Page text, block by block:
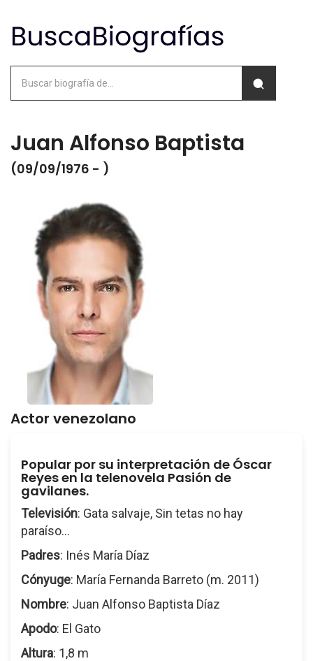
Juan Alfonso Baptista
(09/09/1976 - )
Actor venezolano
Popular por su interpretación de Óscar
Reyes en la telenovela Pasión de
gavilanes.
Televisión: Gata salvaje, Sin tetas no hay
paraíso...
Padres: Inés María Díaz
Cónyuge: María Fernanda Barreto (m. 2011)
Nombre: Juan Alfonso Baptista Díaz
Apodo: El Gato
Altura: 1,8 m